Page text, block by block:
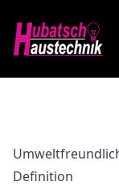
Definition